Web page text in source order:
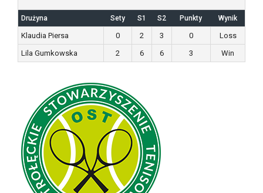
Drużyna Sety S1 S2 Punkty Wynik
Klaudia Piersa 0 2 3 0
Loss
Lila Gumkowska
2 6 6 3 Win